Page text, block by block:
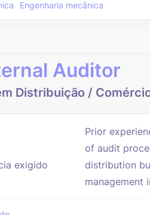
Engenharia mecânica
Auditor
Distribuição /
exigido
Prior
of audit
distribution
management